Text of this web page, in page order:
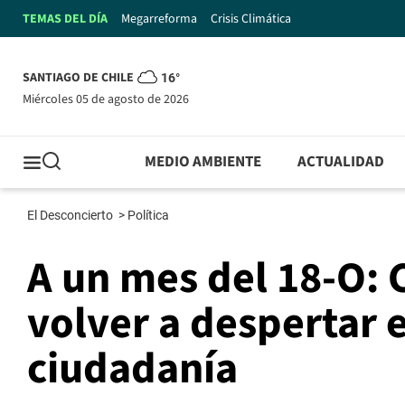
TEMAS DEL DÍA Megarreforma Crisis Climática
SANTIAGO DE CHILE 16°
miércoles 05 de agosto de 2026
MEDIO AMBIENTE ACTUALIDAD
El Desconcierto > Política
A un mes del 18-
volver a despertar
ciudadanía